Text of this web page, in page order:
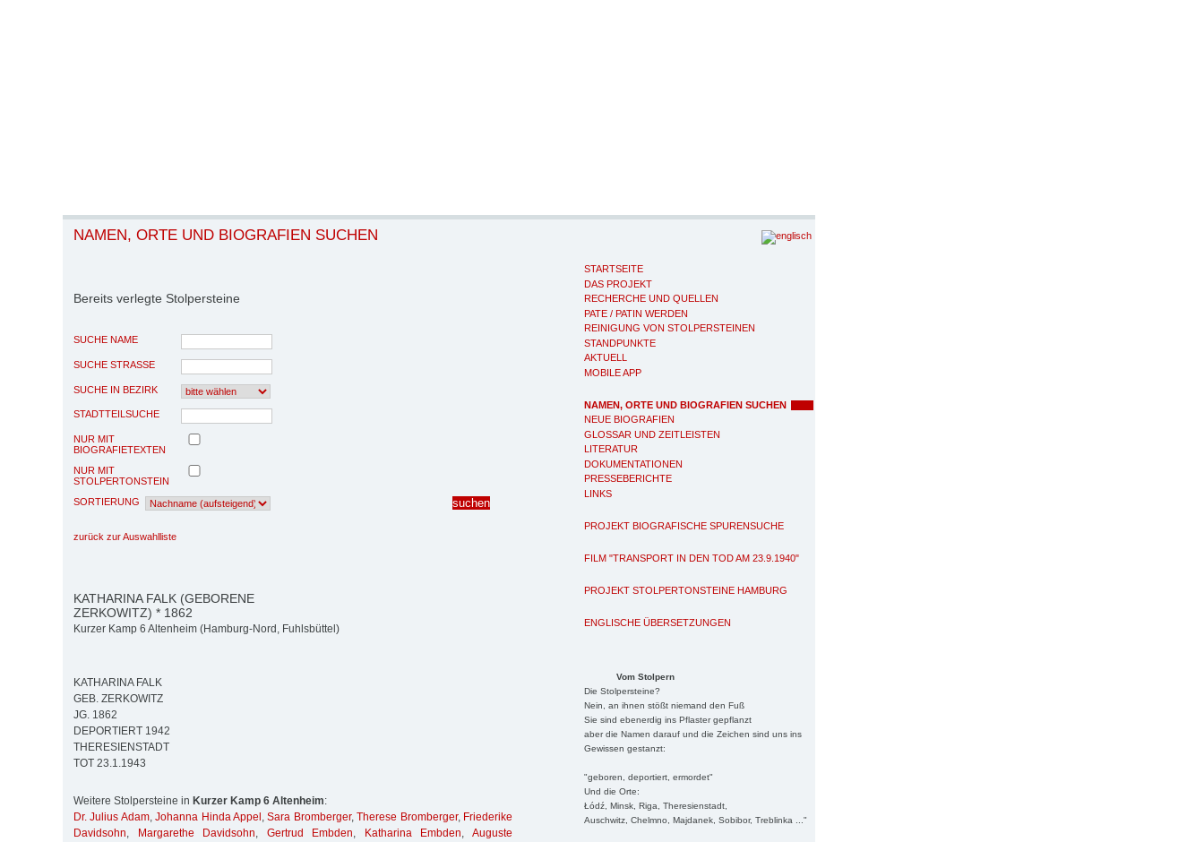
STARTSEITE
DAS PROJEKT
RECHERCHE UND QUELLEN
PATE / PATIN WERDEN
REINIGUNG VON STOLPERSTEINEN
STANDPUNKTE
AKTUELL
MOBILE APP
NAMEN, ORTE UND BIOGRAFIEN SUCHEN
NEUE BIOGRAFIEN
GLOSSAR UND ZEITLEISTEN
LITERATUR
DOKUMENTATIONEN
PRESSEBERICHTE
LINKS
PROJEKT BIOGRAFISCHE SPURENSUCHE
FILM "TRANSPORT IN DEN TOD AM 23.9.1940"
PROJEKT STOLPERTONSTEINE HAMBURG
ENGLISCHE ÜBERSETZUNGEN
Vom Stolpern
Die Stolpersteine?
Nein, an ihnen stößt niemand den Fuß
Sie sind ebenerdig ins Pflaster gepflanzt
aber die Namen darauf und die Zeichen sind uns ins
Gewissen gestanzt:
"geboren, deportiert, ermordet"
Und die Orte:
Łódź, Minsk, Riga, Theresienstadt,
Auschwitz, Chelmno, Majdanek, Sobibor, Treblinka ..."
NAMEN, ORTE UND BIOGRAFIEN SUCHEN
Bereits verlegte Stolpersteine
SUCHE NAME
SUCHE STRASSE
SUCHE IN BEZIRK
STADTTEILSUCHE
NUR MIT
BIOGRAFIETEXTEN
NUR MIT
STOLPERTONSTEIN
SORTIERUNG
zurück zur Auswahlliste
KATHARINA FALK (GEBORENE
ZERKOWITZ) * 1862
Kurzer Kamp 6 Altenheim (Hamburg-Nord, Fuhlsbüttel)
KATHARINA FALK
GEB. ZERKOWITZ
JG. 1862
DEPORTIERT 1942
THERESIENSTADT
TOT 23.1.1943
Weitere Stolpersteine in Kurzer Kamp 6 Altenheim:
Dr. Julius Adam,Johanna Hinda Appel ,Sara Bromberger,Therese Bromberger, Friederike
Davidsohn, Margarethe Davidsohn, Gertrud Embden, Katharina Embden,Auguste